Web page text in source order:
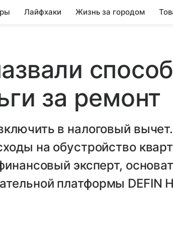
Лайфхаки Жизнь за городом
способ
за ремонт
в налоговый
на обустройство
эксперт,
платформы DEFIN